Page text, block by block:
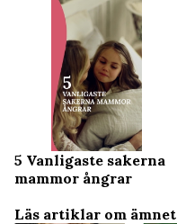
5 Vanligaste sakerna
mammor ångrar
Läs artiklar om ämnet